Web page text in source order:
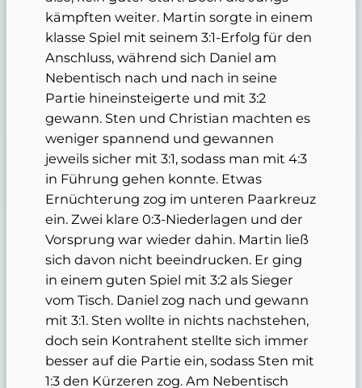
kämpften weiter. Martin sorgte in einem
klasse Spiel mit seinem 3:1-Erfolg für den
Anschluss, während sich Daniel am
Nebentisch nach und nach in seine
Partie hineinsteigerte und mit 3:2
gewann. Sten und Christian machten es
weniger spannend und gewannen
jeweils sicher mit 3:1, sodass man mit 4:3
in Führung gehen konnte. Etwas
Ernüchterung zog im unteren Paarkreuz
ein. Zwei klare 0:3-Niederlagen und der
Vorsprung war wieder dahin. Martin ließ
sich davon nicht beeindrucken. Er ging
in einem guten Spiel mit 3:2 als Sieger
vom Tisch. Daniel zog nach und gewann
mit 3:1. Sten wollte in nichts nachstehen,
doch sein Kontrahent stellte sich immer
besser auf die Partie ein, sodass Sten mit
1:3 den Kürzeren zog. Am Nebentisch